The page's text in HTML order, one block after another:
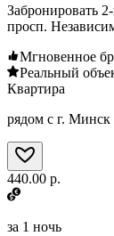
Забронировать
просп.
Мгновенное
Реальный
Квартира
рядом с г. Минск
440.00 р.
за 1 ночь